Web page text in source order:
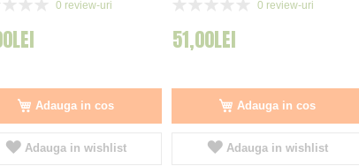
0 review-uri
Adauga in cos
Adauga in wishlist
0 review-uri
51,00LEI
Adauga in cos
Adauga in wishlist